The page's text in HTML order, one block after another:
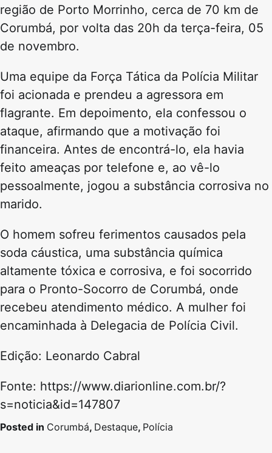
região de Porto Morrinho, cerca de 70 km de
Corumbá, por volta das 20h da terça-feira, 05
de novembro.
Uma equipe da Força Tática da Polícia Militar
foi acionada e prendeu a agressora em
flagrante. Em depoimento, ela confessou o
ataque, afirmando que a motivação foi
financeira. Antes de encontrá-lo, ela havia
feito ameaças por telefone e, ao vê-lo
pessoalmente, jogou a substância corrosiva no
marido.
O homem sofreu ferimentos causados pela
soda cáustica, uma substância química
altamente tóxica e corrosiva, e foi socorrido
para o Pronto-Socorro de Corumbá, onde
recebeu atendimento médico. A mulher foi
encaminhada à Delegacia de Polícia Civil.
Edição: Leonardo Cabral
Fonte: https://www.diarionline.com.br/?
s=noticia&id=147807
Posted in Corumbá, Destaque, Polícia